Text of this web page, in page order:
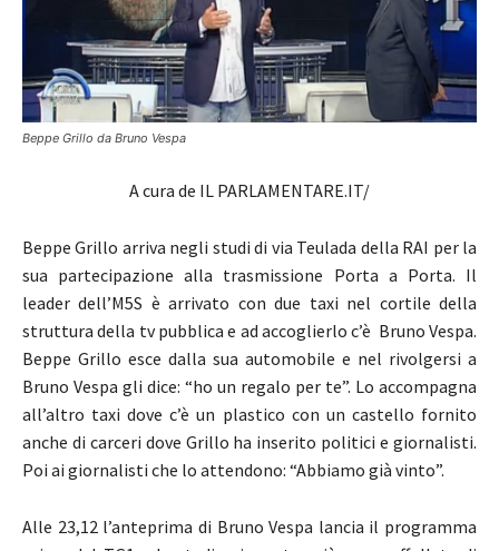
Beppe Grillo da Bruno Vespa
A cura de IL PARLAMENTARE.IT/
Beppe Grillo arriva negli studi di via Teulada della RAI per la
sua partecipazione alla trasmissione Porta a Porta. Il
leader dell’M5S è arrivato con due taxi nel cortile della
struttura della tv pubblica e ad accoglierlo c’è Bruno Vespa.
Beppe Grillo esce dalla sua automobile e nel rivolgersi a
Bruno Vespa gli dice: “ho un regalo per te”. Lo accompagna
all’altro taxi dove c’è un plastico con un castello fornito
anche di carceri dove Grillo ha inserito politici e giornalisti.
Poi ai giornalisti che lo attendono: “Abbiamo già vinto”.
Alle 23,12 l’anteprima di Bruno Vespa lancia il programma